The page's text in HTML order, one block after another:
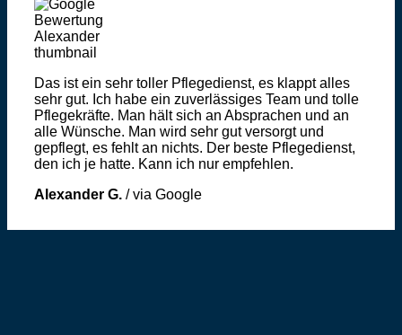
Das ist ein sehr toller Pflegedienst, es klappt alles
sehr gut. Ich habe ein zuverlässiges Team und tolle
Pflegekräfte. Man hält sich an Absprachen und an
alle Wünsche. Man wird sehr gut versorgt und
gepflegt, es fehlt an nichts. Der beste Pflegedienst,
den ich je hatte. Kann ich nur empfehlen.
Alexander G. /via Google